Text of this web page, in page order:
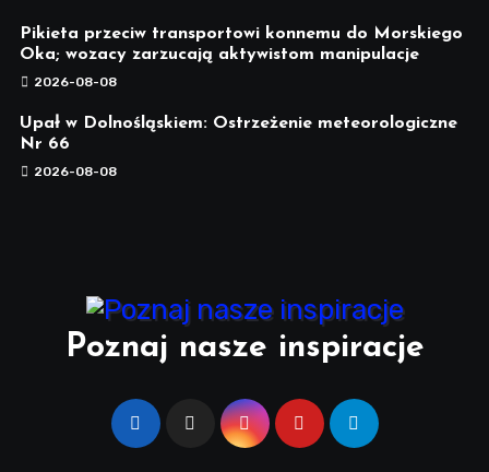
Pikieta przeciw transportowi konnemu do Morskiego
Oka; wozacy zarzucają aktywistom manipulacje
2026-08-08
Upał w Dolnośląskiem: Ostrzeżenie meteorologiczne
Nr 66
2026-08-08
Poznaj nasze inspiracje